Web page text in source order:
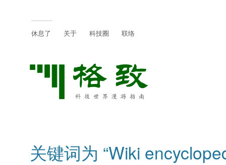
休息了 关于 科技圈 联络
关键词为 “Wiki